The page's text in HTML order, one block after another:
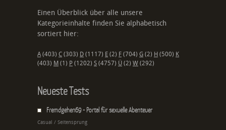
Einen Überblick über alle unsere
Kategorieinhalte finden Sie alphabetisch
sortiert hier:
A (403) C (303) D (1117) E (2) F (704) G (2) H (500) K
(403) M (1) P (1202) S (4757) Ü (2) W (292)
Neueste Tests
Fremdgehen69 - Portal für sexuelle Abenteuer
Casual / Seitensprung